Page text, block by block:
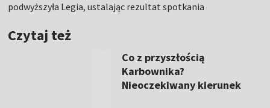
podwyższyła Legia, ustalając rezultat spotkania
Czytaj też
Co z przyszłością
Karbownika?
Nieoczekiwany kierunek